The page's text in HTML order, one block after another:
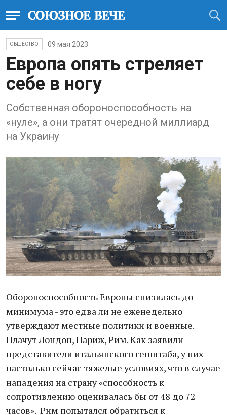
ОБЩЕСТВО 09 мая 2023
Европа опять стреляет
себе в ногу
Собственная обороноспособность на
«нуле», а они тратят очередной миллиард
на Украину
Обороноспособность Европы снизилась до
минимума - это едва ли не еженедельно
утверждают местные политики и военные.
Плачут Лондон, Париж, Рим. Как заявили
представители итальянского генштаба, у них
настолько сейчас тяжелые условиях, что в случае
нападения на страну «способность к
сопротивлению оценивалась бы от 48 до 72
часов». Рим попытался обратиться к